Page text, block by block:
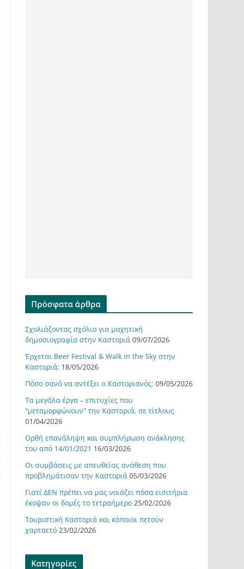
Πρόσφατα άρθρα
Σχολιάζοντας σχόλιο για μαχητική
δημοσιογραφία στην Καστοριά 09/07/2026
Έρχεται Beer Festival & Walk in the Sky στην
Καστοριά; 18/05/2026
Πόσο σανό να αντέξει ο Καστοριανός; 09/05/2026
Τα μεγάλα έργα – επιτυχίες που
“μεταμορφώνουν” την Καστοριά, σε τίτλους
01/04/2026
Ορθή επανάληψη και συμπλήρωση ανάκλησης
του από 14/01/2021 16/03/2026
Οι συμβάσεις με απευθείας ανάθεση που
προβλημάτισαν την Καστοριά 05/03/2026
Γιατί ΔΕΝ πρέπει να μας νοιάζει πόσα εισιτήρια
έκοψαν οι δομές το τετραήμερο 25/02/2026
Τουριστική Καστοριά και κάποιοι πετούν
χαρταετό 23/02/2026
Kατηγορίες